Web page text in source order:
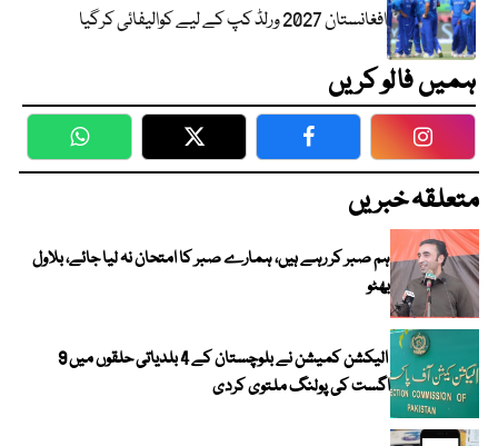
افغانستان 2027 ورلڈ کپ کے لیے کوالیفائی کرگیا
ہمیں فالو کریں
WhatsApp Twitter Facebook
متعلقہ خبریں
ہم صبر کر رہے ہیں، ہمارے صبر کا امتحان نہ لیا جائے، بلاول
بھٹو
الیکشن کمیشن نے بلوچستان کے 4 بلدیاتی حلقوں میں 9
اگست کی پولنگ ملتوی کردی